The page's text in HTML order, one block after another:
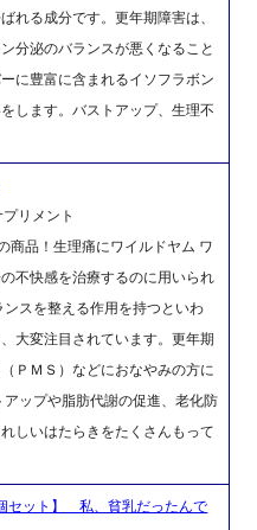
れる成分です。更年期障害は、
分泌のバランスが悪くなること
に豊富に含まれるイソフラボン
します。バストアップ、生理不
リメント
商品！生理痛にワイルドヤム ワ
不快感を治療するのに用いられ
スを整える作用を持つといわ
大変注目されています。更年期
ＰＭＳ）などにおなやみの方に
ップや脂肪代謝の促進、老化防
しいはたらきをたくさんもって
セット】 私、貧乳だったんで